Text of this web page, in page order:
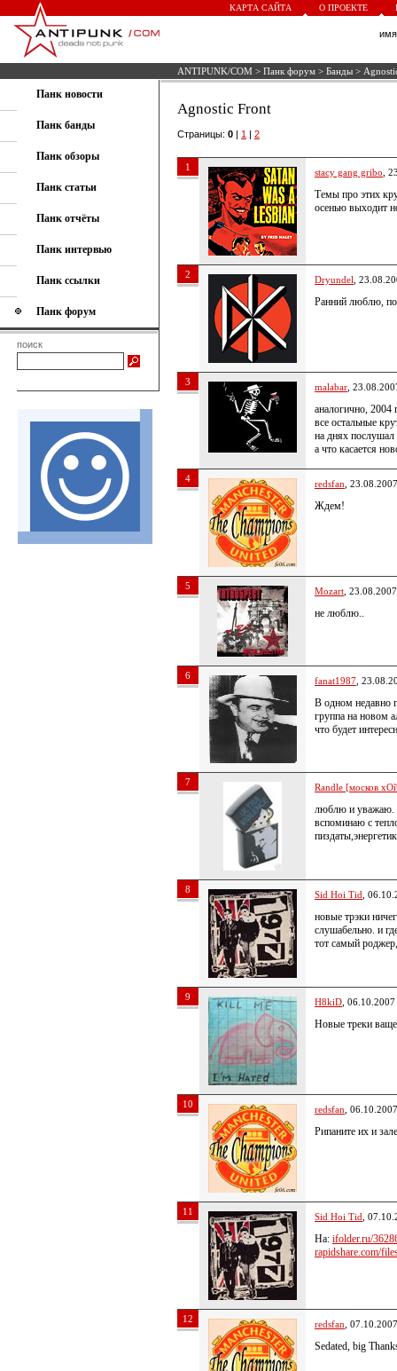
КАРТА САЙТА О ПРОЕКТЕ
ANTIPUNK/COM > Панк форум > Банды >
Панк новости
Панк банды
Панк обзоры
Панк статьи
Панк отчёты
Панк интервью
Панк ссылки
Панк форум
поиск
Agnostic Front
Страницы: 0 | 1 | 2
1 stacy gang gribo ,
Темы про этих
осенью выходит
2 Dryundel ,
Ранний люблю,
3 malabar ,
аналогично,
все остальные
на днях
а что касается
4 redsfan ,
Ждем!
5 Mozart ,
не люблю..
6 fanat1987 ,
В одном недавно
группа на новом
что будет
7 Randle [москов
люблю и уважаю.
вспоминаю с
8 Sid Hoi Tid ,
новые трэки
слушабельно. и
тот самый
9 H8kiD ,
Новые треки
10 redsfan ,
Рипаните их и
11 Sid Hoi Tid ,
На: ifolder.ru/
rapidshare.com/
12 redsfan ,
Sedated, big